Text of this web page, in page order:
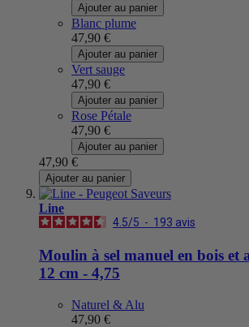
Ajouter au panier
Blanc plume
47,90 €
Ajouter au panier
Vert sauge
47,90 €
Ajouter au panier
Rose Pétale
47,90 €
Ajouter au panier
47,90 €
Ajouter au panier
Line
4.5/5 - 193 avis
Moulin à sel manuel en bois et
12 cm - 4,75
Naturel & Alu
47,90 €